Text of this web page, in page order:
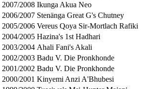
2007/2008 Ikunga Akua Neo
2006/2007 Stenänga Great G's Chutney
2005/2006 Vereus Qoya Sir-Mortlach Rafiki
2004/2005 Hazina's 1st Hadhari
2003/2004 Ahali Fani's Akali
2002/2003 Badu V. Die Pronkhonde
2001/2002 Badu V. Die Pronkhonde
2000/2001 Kinyemi Anzi A'Bhubesi